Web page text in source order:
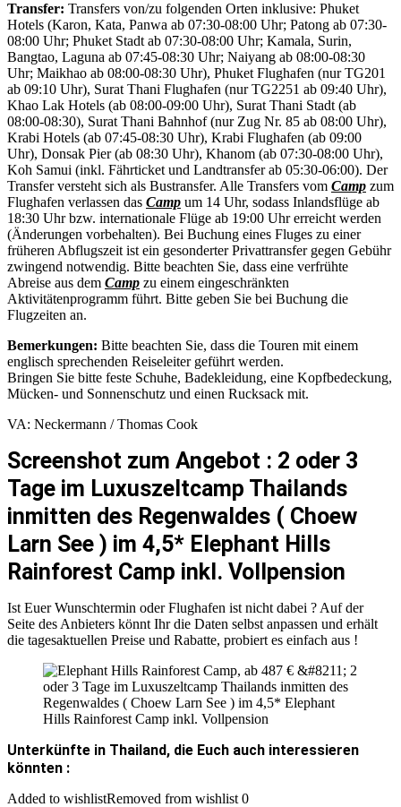
Transfer: Transfers von/zu folgenden Orten inklusive: Phuket
Hotels (Karon, Kata, Panwa ab 07:30-08:00 Uhr; Patong ab 07:30-
08:00 Uhr; Phuket Stadt ab 07:30-08:00 Uhr; Kamala, Surin,
Bangtao, Laguna ab 07:45-08:30 Uhr; Naiyang ab 08:00-08:30
Uhr; Maikhao ab 08:00-08:30 Uhr), Phuket Flughafen (nur TG201
ab 09:10 Uhr), Surat Thani Flughafen (nur TG2251 ab 09:40 Uhr),
Khao Lak Hotels (ab 08:00-09:00 Uhr), Surat Thani Stadt (ab
08:00-08:30), Surat Thani Bahnhof (nur Zug Nr. 85 ab 08:00 Uhr),
Krabi Hotels (ab 07:45-08:30 Uhr), Krabi Flughafen (ab 09:00
Uhr), Donsak Pier (ab 08:30 Uhr), Khanom (ab 07:30-08:00 Uhr),
Koh Samui (inkl. Fährticket und Landtransfer ab 05:30-06:00). Der
Transfer versteht sich als Bustransfer. Alle Transfers vom Camp zum
Flughafen verlassen das Camp um 14 Uhr, sodass Inlandsflüge ab
18:30 Uhr bzw. internationale Flüge ab 19:00 Uhr erreicht werden
(Änderungen vorbehalten). Bei Buchung eines Fluges zu einer
früheren Abflugszeit ist ein gesonderter Privattransfer gegen Gebühr
zwingend notwendig. Bitte beachten Sie, dass eine verfrühte
Abreise aus dem Camp zu einem eingeschränkten
Aktivitätenprogramm führt. Bitte geben Sie bei Buchung die
Flugzeiten an.
Bemerkungen: Bitte beachten Sie, dass die Touren mit einem
englisch sprechenden Reiseleiter geführt werden.
Bringen Sie bitte feste Schuhe, Badekleidung, eine Kopfbedeckung,
Mücken- und Sonnenschutz und einen Rucksack mit.
VA: Neckermann / Thomas Cook
Screenshot zum Angebot : 2 oder 3
Tage im Luxuszeltcamp Thailands
inmitten des Regenwaldes ( Choew
Larn See ) im 4,5* Elephant Hills
Rainforest Camp inkl. Vollpension
Ist Euer Wunschtermin oder Flughafen ist nicht dabei ? Auf der
Seite des Anbieters könnt Ihr die Daten selbst anpassen und erhält
die tagesaktuellen Preise und Rabatte, probiert es einfach aus !
Unterkünfte in Thailand, die Euch auch interessieren
könnten :
Added to wishlistRemoved from wishlist 0